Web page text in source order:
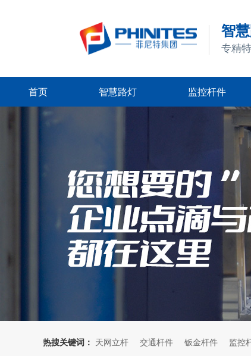
智
专精
首页 智慧路灯 监控杆件
热搜关键词： 天网立杆 交通杆件 钣金杆件 监控